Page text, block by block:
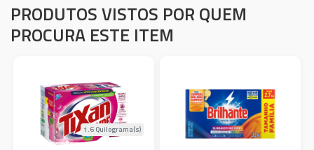
PRODUTOS VISTOS POR QUEM
PROCURA ESTE ITEM
1.6 Quilograma(s)